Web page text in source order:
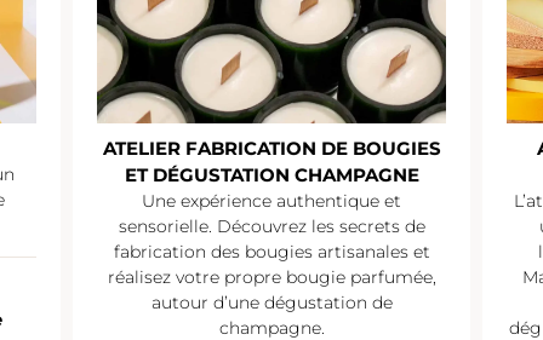
ATELIER FABRICATION DE BOUGIES
ET DÉGUSTATION CHAMPAGNE
Une expérience authentique et
sensorielle. Découvrez les secrets de
fabrication des bougies artisanales et
réalisez votre propre bougie parfumée,
autour d’une dégustation de
champagne.